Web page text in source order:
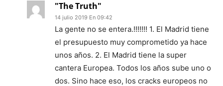
"The Truth"
14 julio 2019 En 09:42
La gente no se entera.!!!!!!! 1. El Madrid tiene
el presupuesto muy comprometido ya hace
unos años. 2. El Madrid tiene la super
cantera Europea. Todos los años sube uno o
dos. Sino hace eso, los cracks europeos no